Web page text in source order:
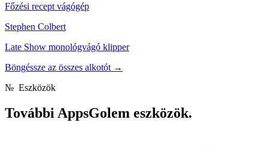
Főzési recept vágógép
Stephen Colbert
Late Show monológvágó klipper
Böngéssze az összes alkotót →
№ Eszközök
További AppsGolem eszközök.